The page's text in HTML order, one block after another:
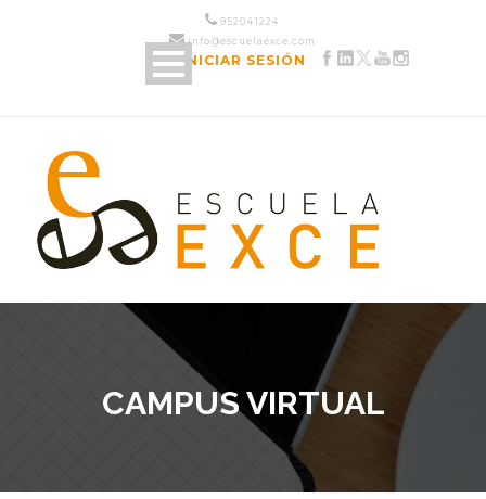
952 04 12 24
info@escuelaexce.com
INICIAR SESIÓN
CAMPUS VIRTUAL